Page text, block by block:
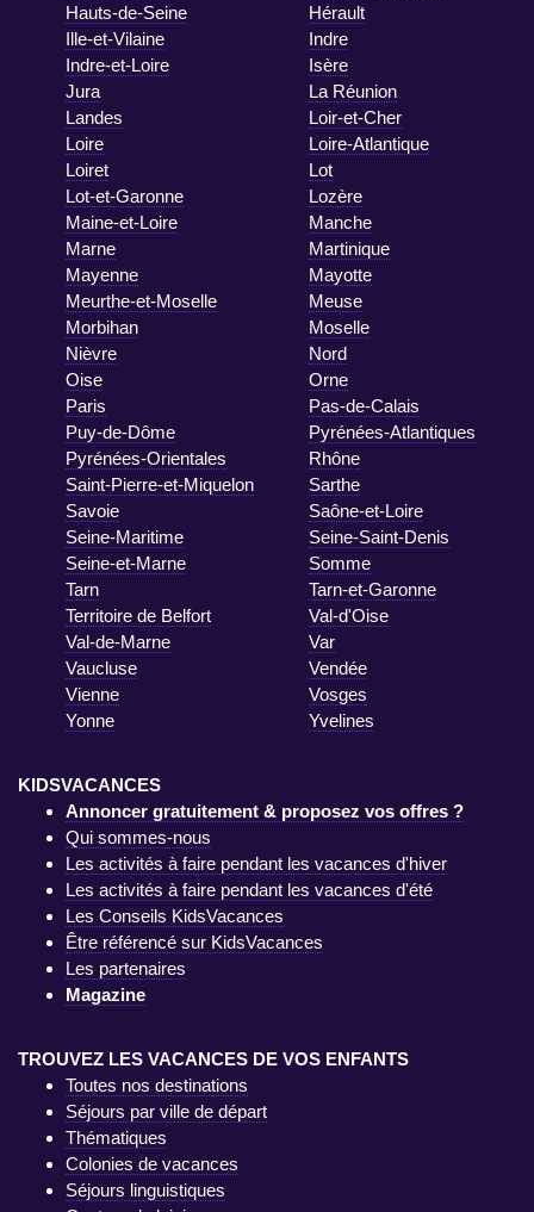
Hauts-de-Seine
Hérault
Ille-et-Vilaine
Indre
Indre-et-Loire
Isère
Jura
La Réunion
Landes
Loir-et-Cher
Loire
Loire-Atlantique
Loiret
Lot
Lot-et-Garonne
Lozère
Maine-et-Loire
Manche
Marne
Martinique
Mayenne
Mayotte
Meurthe-et-Moselle
Meuse
Morbihan
Moselle
Nièvre
Nord
Oise
Orne
Paris
Pas-de-Calais
Puy-de-Dôme
Pyrénées-Atlantiques
Pyrénées-Orientales
Rhône
Saint-Pierre-et-Miquelon
Sarthe
Savoie
Saône-et-Loire
Seine-Maritime
Seine-Saint-Denis
Seine-et-Marne
Somme
Tarn
Tarn-et-Garonne
Territoire de Belfort
Val-d'Oise
Val-de-Marne
Var
Vaucluse
Vendée
Vienne
Vosges
Yonne
Yvelines
KIDSVACANCES
Annoncer gratuitement & proposez vos offres ?
Qui sommes-nous
Les activités à faire pendant les vacances d'hiver
Les activités à faire pendant les vacances d'été
Les Conseils KidsVacances
Être référencé sur KidsVacances
Les partenaires
Magazine
TROUVEZ LES VACANCES DE VOS ENFANTS
Toutes nos destinations
Séjours par ville de départ
Thématiques
Colonies de vacances
Séjours linguistiques